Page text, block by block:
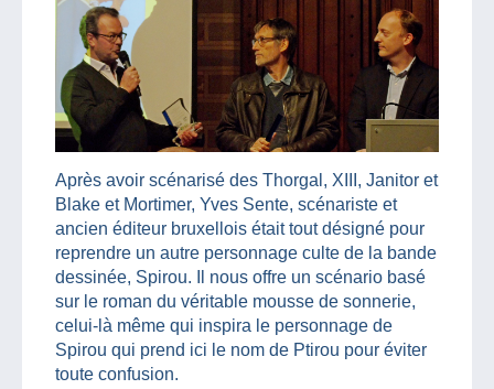
Après avoir scénarisé des Thorgal, XIII, Janitor et
Blake et Mortimer, Yves Sente, scénariste et
ancien éditeur bruxellois était tout désigné pour
reprendre un autre personnage culte de la bande
dessinée, Spirou. Il nous offre un scénario basé
sur le roman du véritable mousse de sonnerie,
celui-là même qui inspira le personnage de
Spirou qui prend ici le nom de Ptirou pour éviter
toute confusion.